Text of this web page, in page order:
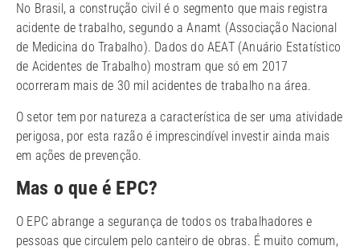
No Brasil, a construção civil é o segmento que mais registra
acidente de trabalho, segundo a Anamt (Associação Nacional
de Medicina do Trabalho). Dados do AEAT (Anuário Estatístico
de Acidentes de Trabalho) mostram que só em 2017
ocorreram mais de 30 mil acidentes de trabalho na área.
O setor tem por natureza a característica de ser uma atividade
perigosa, por esta razão é imprescindível investir ainda mais
em ações de prevenção.
Mas o que é EPC?
O EPC abrange a segurança de todos os trabalhadores e
pessoas que circulem pelo canteiro de obras. É muito comum,